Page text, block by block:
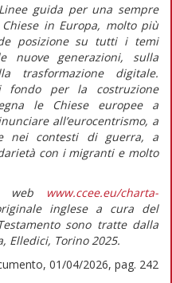
guida per una sempre
in Europa, molto più
posizione su tutti i temi
nuove generazioni, sulla
trasformazione digitale.
fondo per la costruzione
le Chiese europee a
all’eurocentrismo, a
nei contesti di guerra, a
con i migranti e molto
web
www.ccee.eu/charta-
inglese a cura del
sono tratte dalla
Elledici, Torino 2025.
01/04/2026, pag. 242